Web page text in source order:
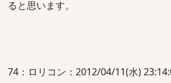
ると思います。
74：ロリコン：2012/04/11(水)